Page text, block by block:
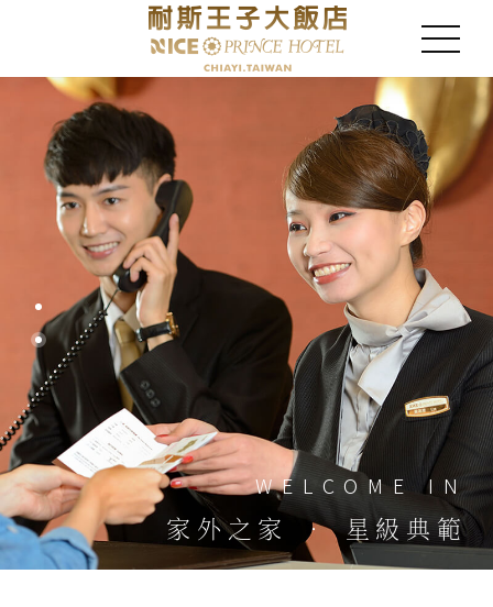
WELCOME IN
家外之家 ‧ 星級典範